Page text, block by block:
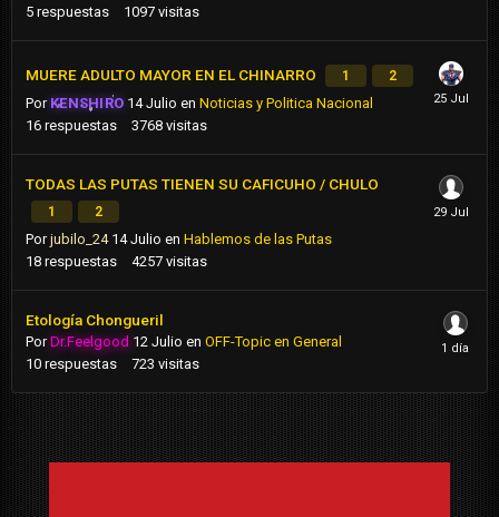
5 respuestas 1097 visitas
MUERE ADULTO MAYOR EN EL CHINARRO 1 2
Por KENSHIRO 14 Julio enNoticias y Politica Nacional
16 respuestas 3768 visitas
TODAS LAS PUTAS TIENEN SU CAFICUHO / CHULO
1 2
Porjubilo_24 14 Julio en Hablemos de las Putas
18 respuestas 4257 visitas
Etología Chongueril
PorDr.Feelgood 12 Julio en OFF-Topic en General
10 respuestas 723 visitas